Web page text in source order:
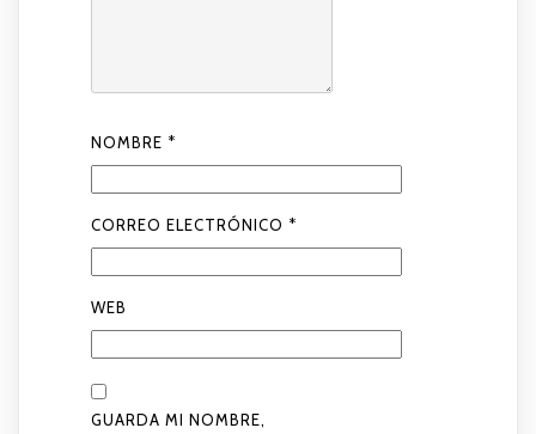
NOMBRE *
CORREO ELECTRÓNICO *
WEB
GUARDA MI NOMBRE,